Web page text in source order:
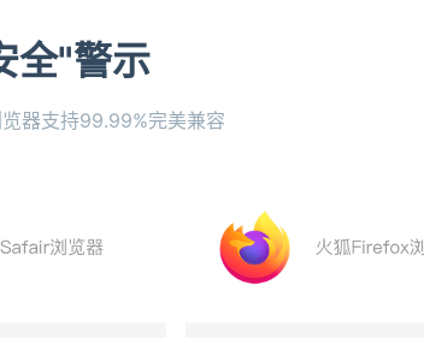
全"警示
器支持99.99%完美兼容